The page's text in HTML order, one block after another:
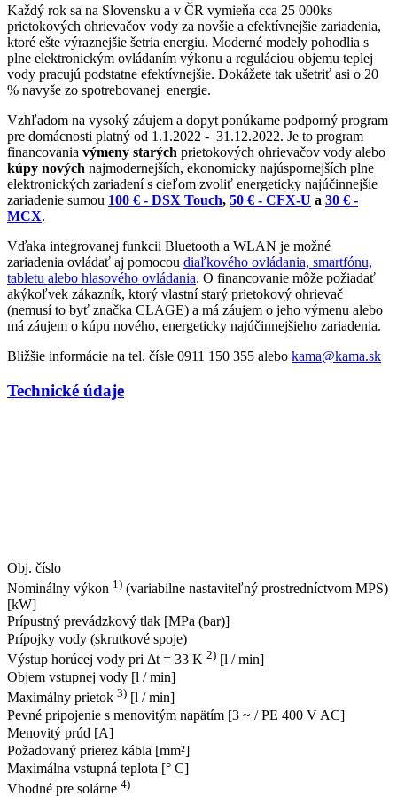
Každý rok sa na Slovensku a v ČR vymieňa cca 25 000ks
prietokových ohrievačov vody za novšie a efektívnejšie zariadenia,
ktoré ešte výraznejšie šetria energiu. Moderné modely pohodlia s
plne elektronickým ovládaním výkonu a reguláciou objemu teplej
vody pracujú podstatne efektívnejšie. Dokážete tak ušetriť asi o 20
% navyše zo spotrebovanej energie.
Vzhľadom na vysoký záujem a dopyt ponúkame podporný program
pre domácnosti platný od 1.1.2022 - 31.12.2022. Je to program
financovania výmeny starých prietokových ohrievačov vody alebo
kúpy nových najmodernejších, ekonomicky najúspornejších plne
elektronických zariadení s cieľom zvoliť energeticky najúčinnejšie
zariadenie sumou 100 € - DSX Touch, 50 € - CFX-U a 30 € -
MCX.
Vďaka integrovanej funkcii Bluetooth a WLAN je možné
zariadenia ovládať aj pomocou diaľkového ovládania, smartfónu,
tabletu alebo hlasového ovládania. O financovanie môže požiadať
akýkoľvek zákazník, ktorý vlastní starý prietokový ohrievač
(nemusí to byť značka CLAGE) a má záujem o jeho výmenu alebo
má záujem o kúpu nového, energeticky najúčinnejšieho zariadenia.
Bližšie informácie na tel. čísle 0911 150 355 alebo kama@kama.sk
Technické údaje
Obj. číslo
Nominálny výkon 1) (variabilne nastaviteľný prostredníctvom MPS)
[kW]
Prípustný prevádzkový tlak [MPa (bar)]
Prípojky vody (skrutkové spoje)
Výstup horúcej vody pri Δt = 33 K 2) [l / min]
Objem vstupnej vody [l / min]
Maximálny prietok 3) [l / min]
Pevné pripojenie s menovitým napätím [3 ~ / PE 400 V AC]
Menovitý prúd [A]
Požadovaný prierez kábla [mm²]
Maximálna vstupná teplota [° C]
Vhodné pre solárne 4)